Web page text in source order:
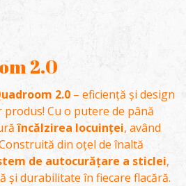
2.0
2.0 – eficiență și design
Cu o putere de până
încălzirea locuinței, având
din oțel de înaltă
de autocurățare a sticlei,
și durabilitate în fiecare flacără.